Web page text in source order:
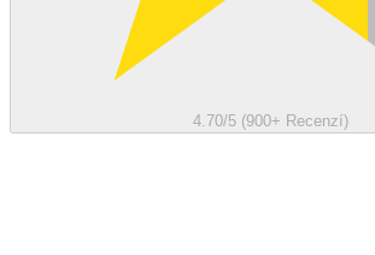
4.70/5 (900+ Recenzí)